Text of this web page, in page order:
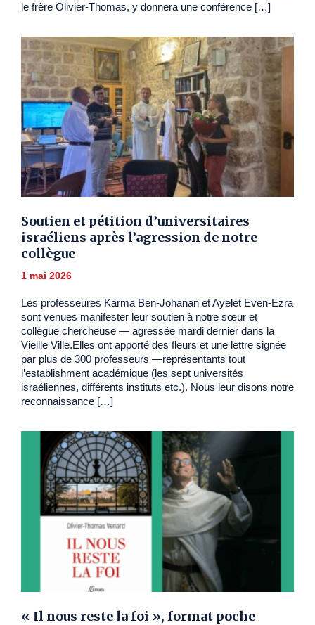
le frère Olivier-Thomas, y donnera une conférence […]
Soutien et pétition d’universitaires
israéliens après l’agression de notre
collègue
1 mai 2026
Les professeures Karma Ben-Johanan et Ayelet Even-Ezra
sont venues manifester leur soutien à notre sœur et
collègue chercheuse — agressée mardi dernier dans la
Vieille Ville.Elles ont apporté des fleurs et une lettre signée
par plus de 300 professeurs —représentants tout
l’establishment académique (les sept universités
israéliennes, différents instituts etc.). Nous leur disons notre
reconnaissance […]
« Il nous reste la foi », format poche